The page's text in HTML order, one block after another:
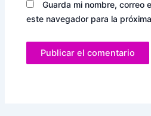
Guarda mi nombre, correo
este navegador para la